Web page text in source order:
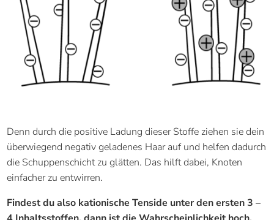
Denn durch die positive Ladung dieser Stoffe ziehen sie dein
überwiegend negativ geladenes Haar auf und helfen dadurch
die Schuppenschicht zu glätten. Das hilft dabei, Knoten
einfacher zu entwirren.
Findest du also kationische Tenside unter den ersten 3 –